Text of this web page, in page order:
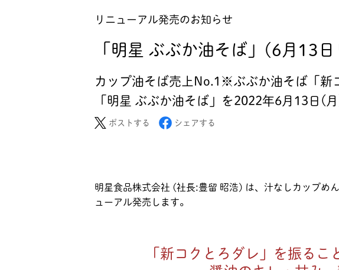
リニューアル発売のお知らせ
「明星 ぶぶか油そば」(6月13
カップ油そば売上No.1※ぶぶか油そば「新
「明星 ぶぶか油そば」を2022年6月13日(
ポストする シェアする
明星食品株式会社 (社長:豊留 昭浩) は、汁なしカップめ
ューアル発売します。
「新コクとろダレ」を振る